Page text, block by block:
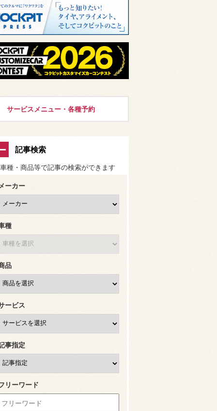
サービスメニュー・各種予約
記事検索
種・商品等で記事の検索ができます
ーカー
種
品
ービス
事指定
リーワード